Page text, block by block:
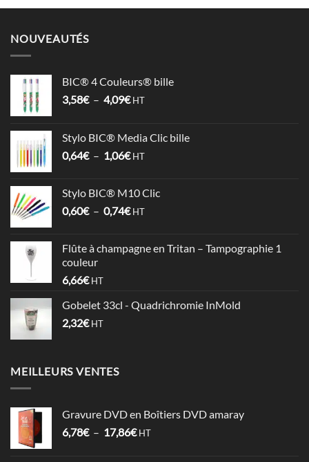
NOUVEAUTÉS
BIC® 4 Couleurs® bille
3,58€ – 4,09€Plage
3,58€
à
HT
Stylo BIC® Media Clic bille
0,64€ – 1,06€Plage
0,64€
à
HT
Stylo BIC® M10 Clic
0,60€ – 0,74€Plage
0,60€
HT
Flûte à champagne en Tritan – Tampographie 1
couleur
6,66€ HT
Gobelet 33cl - Quadrichromie InMold
2,32€ HT
MEILLEURS VENTES
Gravure DVD en Boîtiers DVD amaray
6,78€ – 17,86€Plage
HT